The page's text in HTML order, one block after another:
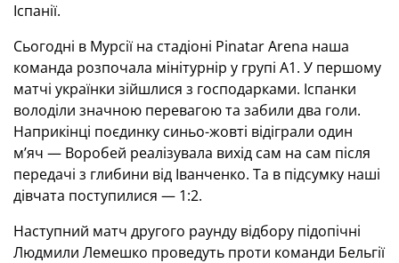
Іспанії.
Сьогодні в Мурсії на стадіоні Pinatar Arena наша
команда розпочала мінітурнір у групі А1. У першому
матчі українки зійшлися з господарками. Іспанки
володіли значною перевагою та забили два голи.
Наприкінці поєдинку синьо-жовті відіграли один
м’яч — Воробей реалізувала вихід сам на сам після
передачі з глибини від Іванченко. Та в підсумку наші
дівчата поступилися — 1:2.
Наступний матч другого раунду відбору підопічні
Людмили Лемешко проведуть проти команди Бельгії